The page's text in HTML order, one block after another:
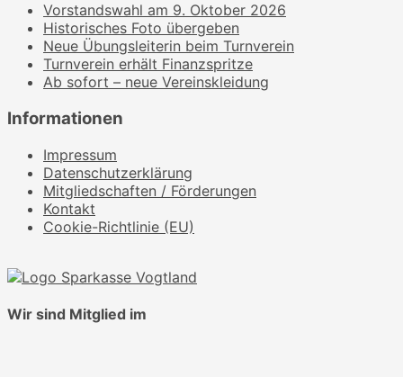
Vorstandswahl am 9. Oktober 2026
Historisches Foto übergeben
Neue Übungsleiterin beim Turnverein
Turnverein erhält Finanzspritze
Ab sofort – neue Vereinskleidung
Informationen
Impressum
Datenschutzerklärung
Mitgliedschaften / Förderungen
Kontakt
Cookie-Richtlinie (EU)
Wir sind Mitglied im